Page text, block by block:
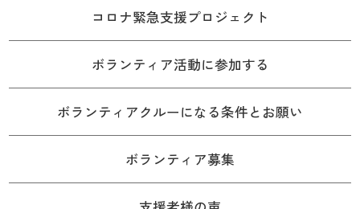
コロナ緊急支援プロジェクト
ボランティア活動に参加する
ボランティアクルーになる条件とお願い
ボランティア募集